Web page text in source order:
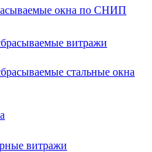
окна по СНИП
витражи
стальные окна
витражи